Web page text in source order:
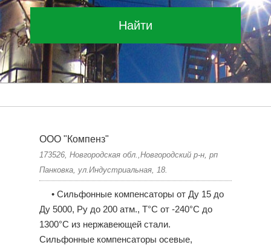
Найти
ООО "Компенз"
173526, Новгородская обл.,Новгородский р-н, рп
Панковка, ул.Индустриальная, 18.
• Сильфонные компенсаторы от Ду 15 до
Ду 5000, Ру до 200 атм., Т°С от -240°С до
1300°С из нержавеющей стали.
Сильфонные компенсаторы осевые,